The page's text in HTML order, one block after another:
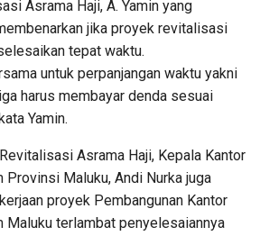
Asrama Haji, A. Yamin yang
jika proyek revitalisasi
tepat waktu.
untuk perpanjangan waktu yakni
harus membayar denda sesuai
Yamin.
Asrama Haji, Kepala Kantor
Provinsi Maluku, Andi Nurka juga
proyek Pembangunan Kantor
Maluku terlambat penyelesaiannya